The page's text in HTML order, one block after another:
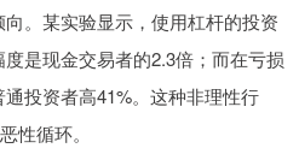
。某实验显示，使用杠杆的投资
是现金交易者的2.3倍；而在亏损
投资者高41%。这种非理性行
性循环。